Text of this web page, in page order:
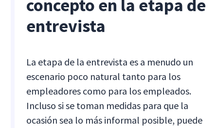
concepto en la etapa de
entrevista
La etapa de la entrevista es a menudo un
escenario poco natural tanto para los
empleadores como para los empleados.
Incluso si se toman medidas para que la
ocasión sea lo más informal posible, puede